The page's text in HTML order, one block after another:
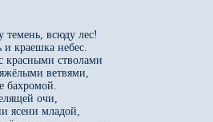
темень, всюду лес!
и краешка небес.
красными стволами
ветвями,
бахромой.
очи,
ясени младой,